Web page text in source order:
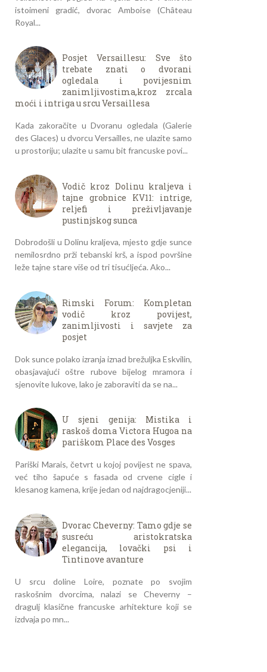
istoimeni gradić, dvorac Amboise (Château
Royal...
Posjet Versaillesu: Sve što
trebate znati o dvorani
ogledala i povijesnim
zanimljivostima,kroz zrcala
moći i intriga u srcu Versaillesa
Kada zakoračite u Dvoranu ogledala (Galerie
des Glaces) u dvorcu Versailles, ne ulazite samo
u prostoriju; ulazite u samu bit francuske povi...
Vodič kroz Dolinu kraljeva i
tajne grobnice KV11: intrige,
reljefi i preživljavanje
pustinjskog sunca
Dobrodošli u Dolinu kraljeva, mjesto gdje sunce
nemilosrdno prži tebanski krš, a ispod površine
leže tajne stare više od tri tisućljeća. Ako...
Rimski Forum: Kompletan
vodič kroz povijest,
zanimljivosti i savjete za
posjet
Dok sunce polako izranja iznad brežuljka Eskvilin,
obasjavajući oštre rubove bijelog mramora i
sjenovite lukove, lako je zaboraviti da se na...
U sjeni genija: Mistika i
raskoš doma Victora Hugoa na
pariškom Place des Vosges
Pariški Marais, četvrt u kojoj povijest ne spava,
već tiho šapuće s fasada od crvene cigle i
klesanog kamena, krije jedan od najdragocjeniji...
Dvorac Cheverny: Tamo gdje se
susreću aristokratska
elegancija, lovački psi i
Tintinove avanture
U srcu doline Loire, poznate po svojim
raskošnim dvorcima, nalazi se Cheverny –
dragulj klasične francuske arhitekture koji se
izdvaja po mn...